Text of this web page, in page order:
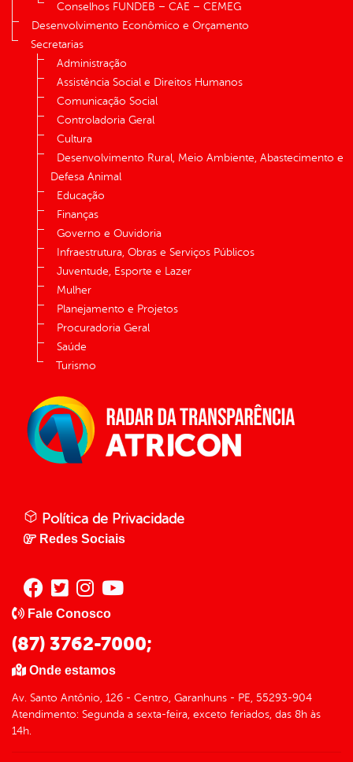
Conselhos FUNDEB – CAE – CEMEG
Desenvolvimento Econômico e Orçamento
Secretarias
Administração
Assistência Social e Direitos Humanos
Comunicação Social
Controladoria Geral
Cultura
Desenvolvimento Rural, Meio Ambiente, Abastecimento e
Defesa Animal
Educação
Finanças
Governo e Ouvidoria
Infraestrutura, Obras e Serviços Públicos
Juventude, Esporte e Lazer
Mulher
Planejamento e Projetos
Procuradoria Geral
Saúde
Turismo
Política de Privacidade
Redes Sociais
Fale Conosco
(87) 3762-7000;
Onde estamos
Av. Santo Antônio, 126 - Centro, Garanhuns - PE, 55293-904
Atendimento: Segunda a sexta-feira, exceto feriados, das 8h às
14h.